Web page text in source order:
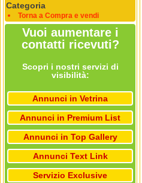
Categoria
Torna a Compra e vendi
Vuoi aumentare i
contatti ricevuti?
Scopri i nostri servizi di
visibilità:
Annunci in Vetrina
Annunci in Premium List
Annunci in Top Gallery
Annunci Text Link
Servizio Exclusive